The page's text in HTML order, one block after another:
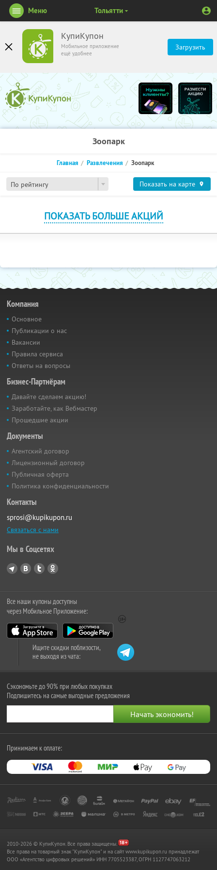
КупиКупон
Мобильное приложение
ещё удобнее
Загрузить
Меню Тольятти
Зоопарк
По рейтингу
Главная Развлечения Зоопарк
Показать на карте
ПОКАЗАТЬ БОЛЬШЕ АКЦИЙ
Компания
Основное
Публикации о нас
Вакансии
Правила сервиса
Ответы на вопросы
Бизнес-Партнёрам
Давайте сделаем акцию!
Заработайте, как Вебмастер
Прошедшие акции
Документы
Агентский договор
Лицензионный договор
Публичная оферта
Политика конфиденциальности
Контакты
sprosi@kupikupon.ru
Связаться с нами
Мы в Соцсетях
Все наши купоны доступны
через Мобильное Приложение:
Ищите скидки поблизости,
не выходя из чата:
Сэкономьте до 90% при любых покупках
Подпишитесь на самые выгодные предложения
Принимаем к оплате:
2010-2026 © КупиКупон. Все права защищены.
Все права на товарный знак "КупиКупон" и на сайт www.kupikupon.ru принадлежат
OOO «Агентство цифровых решений» ИНН 7705523387, ОГРН 1127747063212